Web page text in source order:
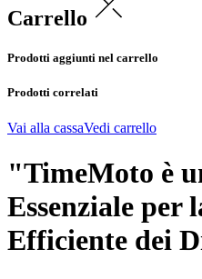
Carrello
Prodotti aggiunti nel carrello
Prodotti correlati
Vai alla cassaVedi carrello
"TimeMoto è
Essenziale per
Efficiente dei